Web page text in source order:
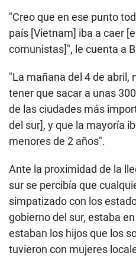
"Creo que en ese punto
país [Vietnam] iba a caer
comunistas]", le cuenta a
"La mañana del 4 de abril,
tener que sacar a unas
de las ciudades más
del sur], y que la mayoría
menores de 2 años".
Ante la proximidad de la
sur se percibía que
simpatizado con los
gobierno del sur, estaba
estaban los hijos que los
tuvieron con mujeres